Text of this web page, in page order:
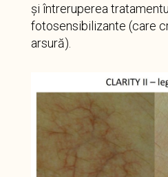
și întreruperea
fotosensibilizante (care
arsură).